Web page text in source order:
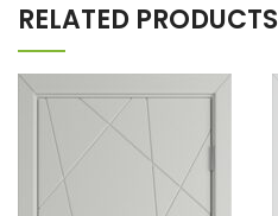
RELATED PRODUCTS